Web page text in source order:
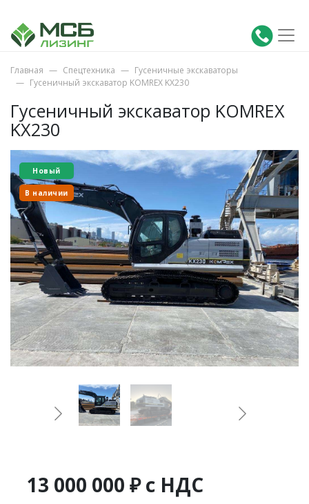
Главная Спецтехника
Гусеничные экскаваторы
Гусеничный экскаватор KOMREX KX230
Гусеничный экскаватор KOMREX
KX230
Новый
В наличии
13 000 000 ₽ с НДС